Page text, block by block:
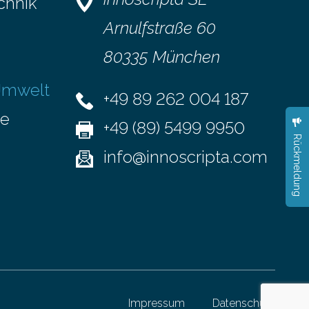
Instituts
gehandelt werden sollte und wann eine
kontinuierliche Überwachung sinnvoller
ist. Biologische Invasionen treten auf,
wenn nicht…
Arnulfstraße 60
80335 München
+49 89 262 004 187
+49 (89) 5499 9950
info@innoscripta.com
Impressum Datenschutz
Rückmeldung